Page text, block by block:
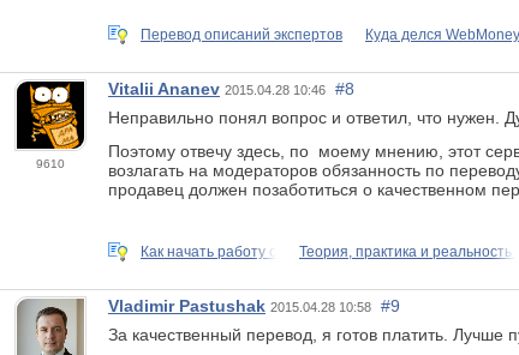
Перевод описаний экспертов Куда делся WebMoney
9610
Vitalii Ananev 2015.04.28 10:46
#8
Неправильно понял вопрос и ответил, что нужен.
Поэтому отвечу здесь, по моему мнению, этот
возлагать на модераторов обязанность по
продавец должен позаботиться о качественном
Как начать работу с Теория, практика и реальность.
Vladimir Pastushak 2015.04.28 10:58
#9
За качественный перевод, я готов платить. Лучше